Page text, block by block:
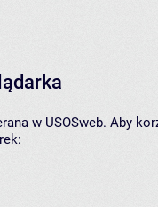
w USOSweb. Aby